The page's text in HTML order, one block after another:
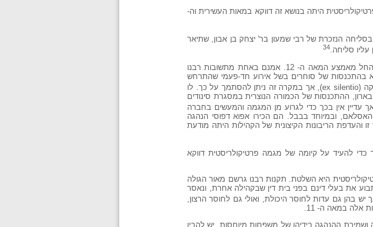
היתה בנושא זה דווקא במאות העשירית וה-
הנזכרת של רבי שמעון בר' יצחק בן אבון, שתיאר
סליחה.34
העדר ועידות הנהגה כלל-ארציות במאות העשירית וה- 11, לעומת קיומן בצרפת ובגרמניה החל מאמצע המאה ה- 12. אמנם באחת מתשובות רבנו
בהתכנסות של סוחרים בשל אירוע חד-פעמי שהתרחש
אמנם בקביעתנו שלא היו התכנסויות של הנהגה כלל-ארצית מדובר בהוכחה מן השתיקה (ex silentio), אך במקרה זה ניתן להסתמך על כך. לו
ההתכנסות של הכמורה הנוצרית במסגרת סינודים
עדיין אין בכך כדי לגרוע מן המגמה והמעשים בחברה
האסלאם, ובמיוחד בבבל. הם הכירו אפוא דפוסי הנהגה
והעדפת הריבונות הקיצונית של הקהילות היתה מודעת
כדי להעיד על קיומה של מגמה פרטיקולריסטית דווקא
כבר במאה ה- 11, אך עדיין המגמה הפרטיקולריסטית היא השלטת. תקנות רבנו גרשם מאור הגולה
את בעלי דינם בפני בית דין שבקהילה אחרת, ונאסר
יש בהן גם עדות לחוסר היכולת, ואולי גם לחוסר הרצון,
אלה במאה ה- 11.
ההנהגה בידיהן של משפחות מיוחסות, יש להבין